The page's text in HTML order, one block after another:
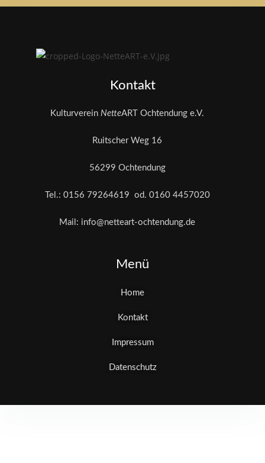
Kontakt
KulturvereinNetteART Ochtendung e.V.
Ruitscher Weg 16
56299 Ochtendung
Tel.: 0156 79264619 od. 0160 4457020
Mail: info@netteart-ochtendung.de
Menü
Home
Kontakt
Impressum
Datenschutz